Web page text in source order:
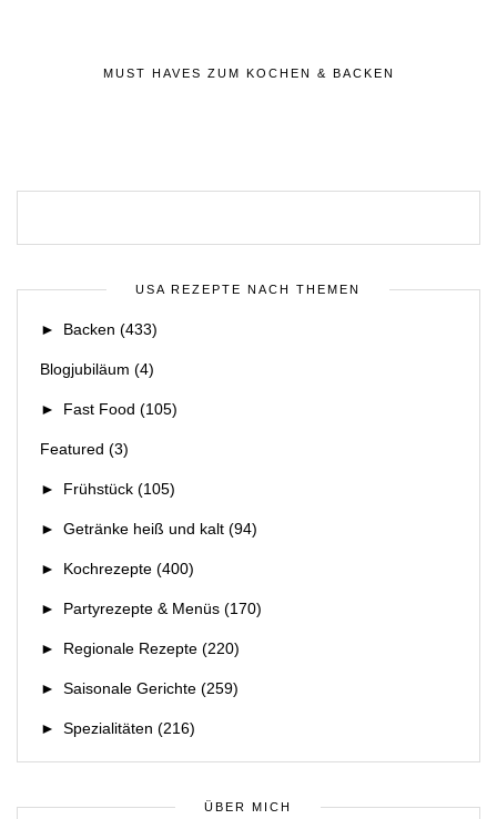
MUST HAVES ZUM KOCHEN & BACKEN
USA REZEPTE NACH THEMEN
► Backen (433)
Blogjubiläum (4)
► Fast Food (105)
Featured (3)
► Frühstück (105)
► Getränke heiß und kalt (94)
► Kochrezepte (400)
► Partyrezepte & Menüs (170)
► Regionale Rezepte (220)
► Saisonale Gerichte (259)
► Spezialitäten (216)
ÜBER MICH